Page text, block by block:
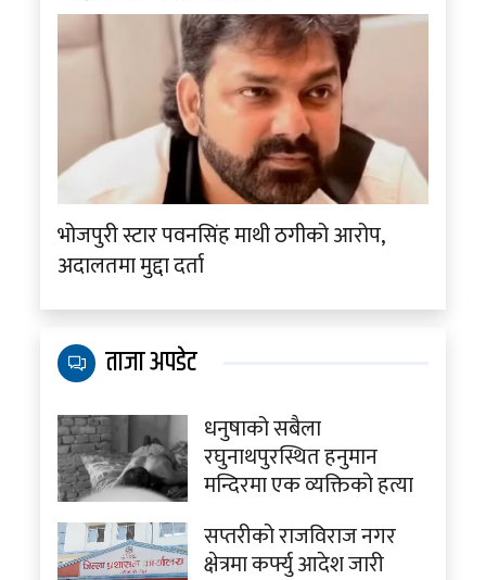
भोजपुरी स्टार पवनसिंह माथी ठगीको आरोप,
अदालतमा मुद्दा दर्ता
ताजा अपडेट
धनुषाको सबैला
रघुनाथपुरस्थित हनुमान
मन्दिरमा एक व्यक्तिको हत्या
सप्तरीको राजविराज नगर
क्षेत्रमा कर्फ्यु आदेश जारी